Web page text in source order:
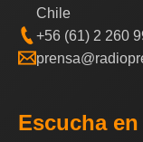
Chile
+56 (61) 2 260
Escucha